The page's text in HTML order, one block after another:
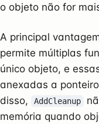
o objeto não for
A principal
permite múltiplas
único objeto, e
anexadas a
disso,
AddCleanup
memória quando